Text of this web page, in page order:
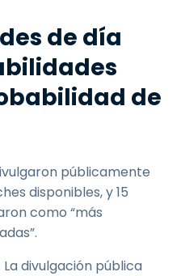
de día
de
públicamente
disponibles, y 15
como “más
divulgación pública